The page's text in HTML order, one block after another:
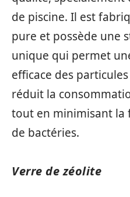
de piscine. Il est
pure et possède une
unique qui permet
efficace des
réduit la
tout en minimisant la
de bactéries.
Verre de zéolite